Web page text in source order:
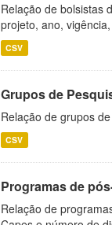
Relação de bolsistas
projeto, ano,
CSV
Grupos de
Relação de grupos
CSV
Programas de
Relação de